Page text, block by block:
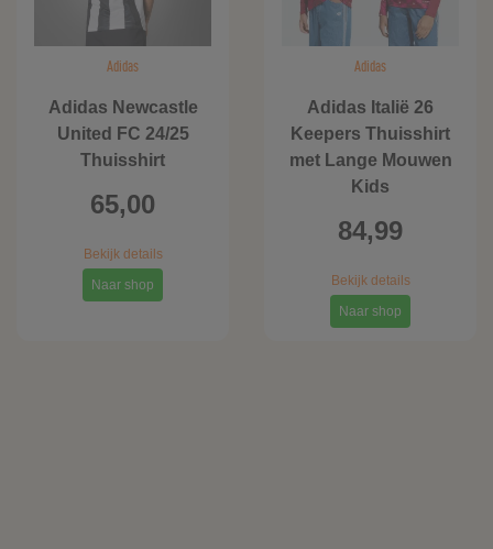
Adidas
Adidas Newcastle
United FC 24/25
Thuisshirt
65,00
Bekijk details
Naar shop
Adidas
Adidas Italië 26
Keepers Thuisshirt
met Lange Mouwen
Kids
84,99
Bekijk details
Naar shop